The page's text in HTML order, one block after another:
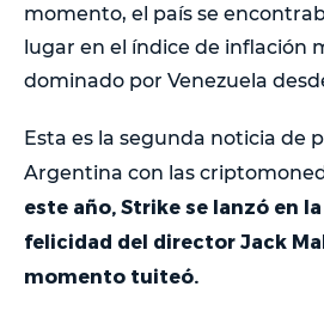
momento, el país se
lugar en el índice de inflación
dominado por Venezuela
Esta es la segunda noticia de
Argentina con las
este año, Strike se lanzó en
felicidad del director Jack
momento tuiteó.